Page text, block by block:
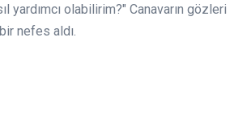
yardımcı olabilirim?" Canavarın gözleri
nefes aldı.